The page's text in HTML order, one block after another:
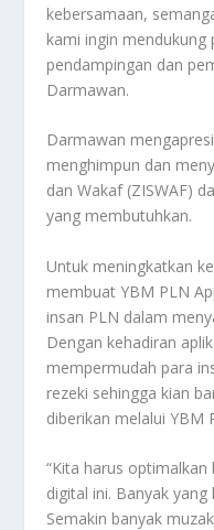
kebersamaan,
kami ingin
pendampingan dan
Darmawan.
Darmawan
menghimpun dan
dan Wakaf (ZISWAF)
yang membutuhkan.
Untuk meningkatkan
membuat YBM PLN
insan PLN dalam
Dengan kehadiran
mempermudah para
rezeki sehingga kian
diberikan melalui YBM
“Kita harus
digital ini. Banyak
Semakin banyak